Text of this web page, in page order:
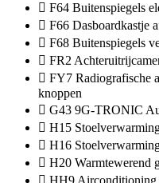
F64 Buitenspiegels
F66 Dasboardkastje
F68 Buitenspiegels
FR2
FY7 Radiografische
knoppen
G43 9G-TRONIC
H15
H16
H20 Warmtewerend